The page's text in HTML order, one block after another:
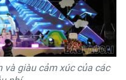
giàu cảm xúc của các